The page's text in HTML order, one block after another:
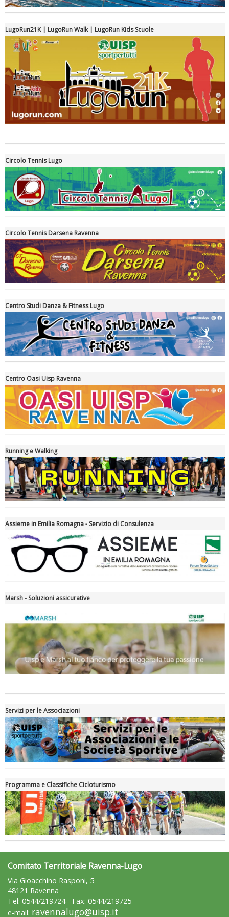
Tiziano Pesce a Radio InBlu2000 traccia il bilancio della stagione
Ddl Lobby, Uisp: “Il Parlamento valorizzi le nostre specificità"
La formazione Uisp rallenta ma prosegue anche in estate
Tiziano Pesce nel Cda di Fondazione Terzjus: prima riunione a
Roma
LugoRun21K | LugoRun Walk | LugoRun Kids Scuole
Circolo Tennis Lugo
Circolo Tennis Darsena Ravenna
Centro Studi Danza & Fitness Lugo
Centro Oasi Uisp Ravenna
Running e Walking
Assieme in Emilia Romagna - Servizio di Consulenza
Marsh - Soluzioni assicurative
Servizi per le Associazioni
Programma e Classifiche Cicloturismo
Comitato Territoriale Ravenna-Lugo
Via Gioacchino Rasponi, 5
48121 Ravenna
Tel: 0544/219724 - Fax: 0544/219725
e-mail: ravennalugo@uisp.it